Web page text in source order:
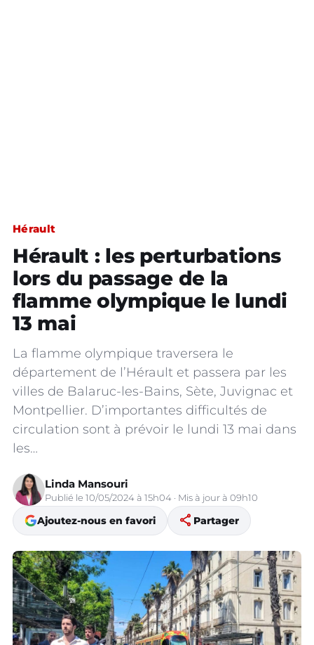
Hérault
Hérault : les perturbations
lors du passage de la
flamme olympique le lundi
13 mai
La flamme olympique traversera le
département de l’Hérault et passera par les
villes de Balaruc-les-Bains, Sète, Juvignac et
Montpellier. D’importantes difficultés de
circulation sont à prévoir le lundi 13 mai dans
les…
Linda Mansouri
Publié le 10/05/2024 à 15h04 · Mis à jour à 09h10
Ajoutez-nous en favori share Partager